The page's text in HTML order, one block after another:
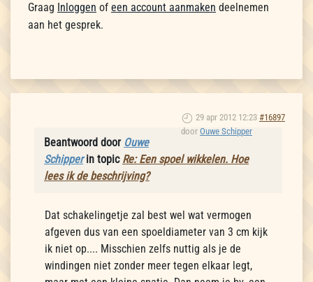
Graag Inloggen of een account aanmaken deelnemen
aan het gesprek.
29 apr 2012 12:23 #16897
door Ouwe Schipper
Beantwoord door Ouwe
Schipperin topic Re: Een spoel wikkelen. Hoe
lees ik de beschrijving?
Dat schakelingetje zal best wel wat vermogen
afgeven dus van een spoeldiameter van 3 cm kijk
ik niet op.... Misschien zelfs nuttig als je de
windingen niet zonder meer tegen elkaar legt,